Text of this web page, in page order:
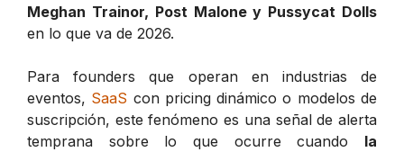
Meghan Trainor, Post Malone y Pussycat Dolls
en lo que va de 2026.
Para founders que operan en industrias de
eventos, SaaS con pricing dinámico o modelos de
suscripción, este fenómeno es una señal de alerta
temprana sobre lo que ocurre cuando la